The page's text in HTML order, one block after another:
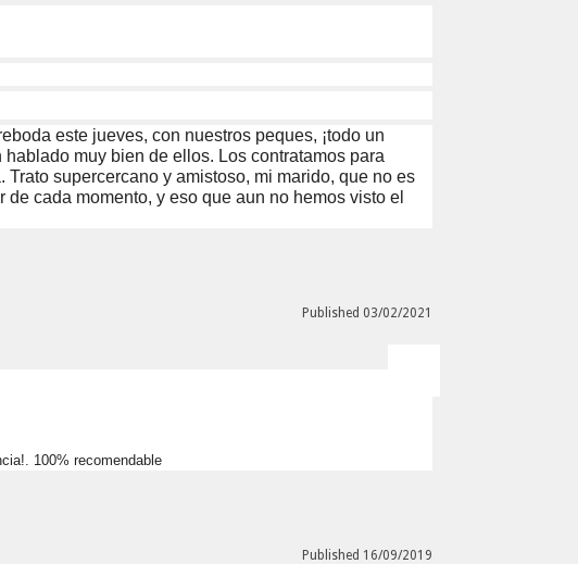
este jueves, con nuestros peques, ¡todo un
muy bien de ellos. Los contratamos para
supercercano y amistoso, mi marido, que no es
cada momento, y eso que aun no hemos visto el
Published 03/02/2021
100% recomendable
Published 16/09/2019